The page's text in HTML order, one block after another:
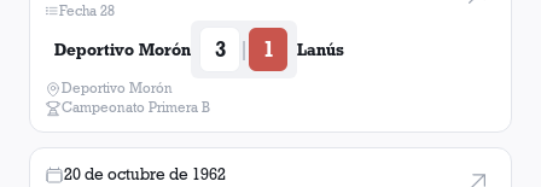
Fecha 28
Deportivo Morón 3 | 1 Lanús
Deportivo Morón
Campeonato Primera B
20 de octubre de 1962